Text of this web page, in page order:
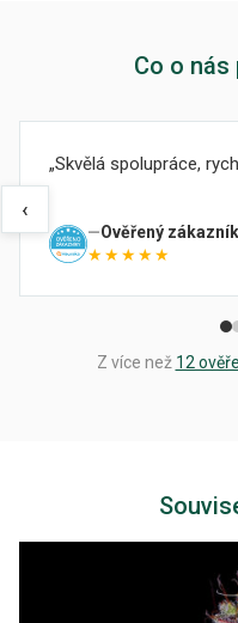
Co o
‹
Skvělá spolupráce,
Ověřený zákazník
★★★★★
Z více než 12